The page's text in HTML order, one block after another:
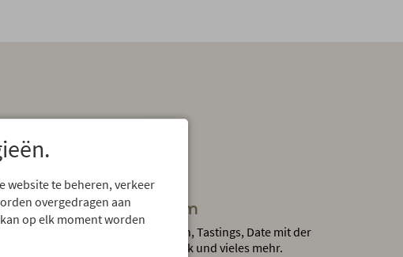
Gästeprogramm
Geführte Wanderungen, Tastings, Date mit der
Kräuterhexe, Live-Musik und vieles mehr.
website te beheren, verkeer
overgedragen aan
op elk moment worden